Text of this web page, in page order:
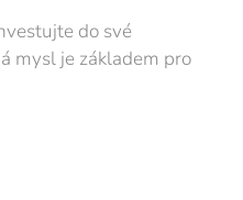
do své
mysl je základem pro